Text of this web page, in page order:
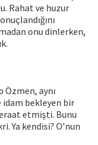
Rahat ve huzur
onu dinlerken,
Özmen, aynı
idam bekleyen bir
etmişti. Bunu
Ya kendisi? O’nun